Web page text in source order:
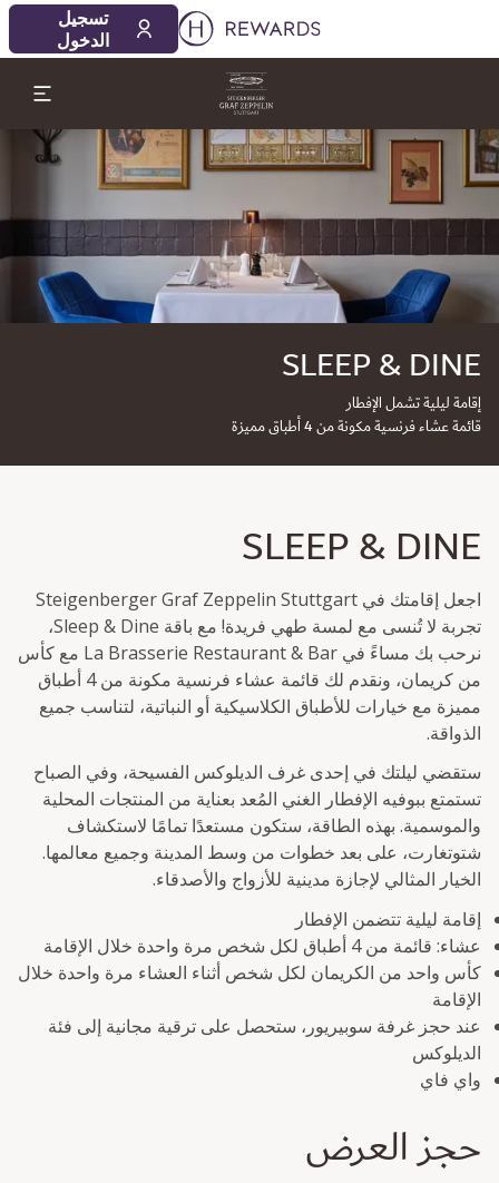
تسجيل
الدخول
الشريحة 1 من 1
SLEEP & DINE
إقامة ليلية تشمل الإفطار
قائمة عشاء فرنسية مكونة من 4 أطباق مميزة
SLEEP & DINE
اجعل إقامتك في Steigenberger Graf Zeppelin Stuttgart
تجربة لا تُنسى مع لمسة طهي فريدة! مع باقة Sleep & Dine،
نرحب بك مساءً في La Brasserie Restaurant & Bar مع كأس
من كريمان، ونقدم لك قائمة عشاء فرنسية مكونة من 4 أطباق
مميزة مع خيارات للأطباق الكلاسيكية أو النباتية، لتناسب جميع
الذواقة.
ستقضي ليلتك في إحدى غرف الديلوكس الفسيحة، وفي الصباح
تستمتع ببوفيه الإفطار الغني المُعد بعناية من المنتجات المحلية
والموسمية. بهذه الطاقة، ستكون مستعدًا تمامًا لاستكشاف
شتوتغارت، على بعد خطوات من وسط المدينة وجميع معالمها.
الخيار المثالي لإجازة مدينية للأزواج والأصدقاء.
إقامة ليلية تتضمن الإفطار
عشاء: قائمة من 4 أطباق لكل شخص مرة واحدة خلال الإقامة
كأس واحد من الكريمان لكل شخص أثناء العشاء مرة واحدة خلال
الإقامة
عند حجز غرفة سوبيريور، ستحصل على ترقية مجانية إلى فئة
الديلوكس
واي فاي
حجز العرض